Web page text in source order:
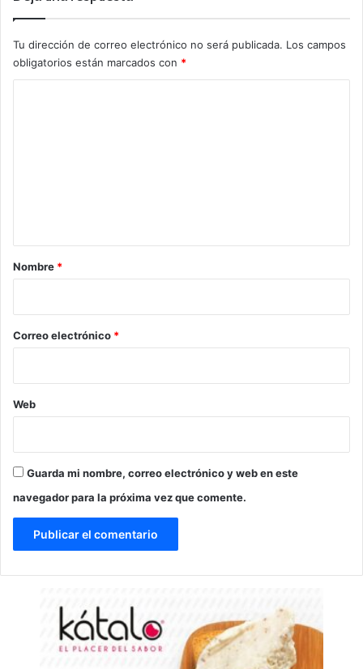
Tu dirección de correo electrónico no será publicada. Los campos
obligatorios están marcados con *
r
*
Nombre *
Correo electrónico *
Web
Guarda mi nombre, correo electrónico y web en este
navegador para la próxima vez que comente.